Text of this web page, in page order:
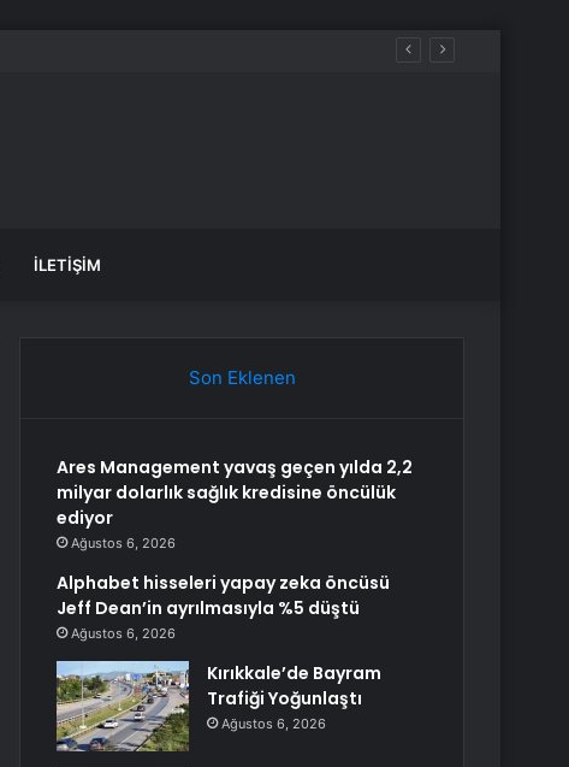
İLETIŞIM
Son Eklenen
Ares Management yavaş geçen yılda 2,2
milyar dolarlık sağlık kredisine öncülük
ediyor
Ağustos 6, 2026
Alphabet hisseleri yapay zeka öncüsü
Jeff Dean’in ayrılmasıyla %5 düştü
Ağustos 6, 2026
Kırıkkale’de Bayram
Trafiği Yoğunlaştı
Ağustos 6, 2026